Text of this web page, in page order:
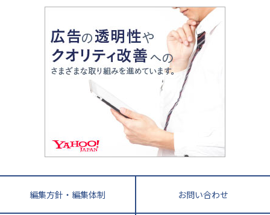
大阪府
兵庫県 京都府 奈良県
和歌山県
鳥取県
島根県 岡山県 広島県
香川県
高知県
長崎県 熊本県
鹿児島県 沖縄県
教育全般
大学受験塾の選び方
中学受験に熱心な市区町村ランキング
小学校受験
家庭教師
運動と遊びを考える
情報Ⅰ、数学が苦手な人注目！最短距離の学力
アップ法
悩み多き「大学受験」相談室
英語・英会話・英検対策
小学校教師が解説！中学受験のリアル
教育ジャーナリストが徹底解説！ 大学受験の羅
大学入試改革
ママテクエグザム
進化する中高一貫校・高校
編集方針・編集体制 お問い合わせ